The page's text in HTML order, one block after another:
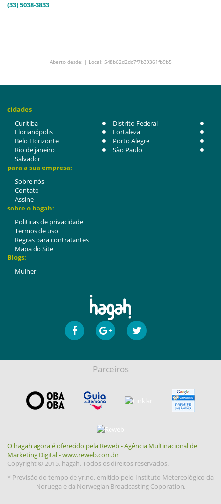
(33) 5038-3833
Aberto desde: | Local: 548b62d2dc7f7b39361fb9b5
cidades
Curitiba
Distrito Federal
Florianópolis
Fortaleza
Belo Horizonte
Porto Alegre
Rio de janeiro
São Paulo
Salvador
para a sua empresa:
Sobre nós
Contato
Assine
sobre o hagah:
Politicas de privacidade
Termos de uso
Regras para contratantes
Mapa do Site
Blogs:
Mulher
Parceiros
O hagah agora é oferecido pela Reweb - Agência Multinacional de
Marketing Digital - www.reweb.com.br
Copyright © 2015, hagah. Todos os direitos reservados.
* Previsão do tempo de yr.no, emitido pelo Instituto Metereológico da
Noruega e da Norwegian Broadcasting Coporation.